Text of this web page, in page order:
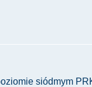
siódmym